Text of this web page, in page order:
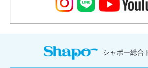
シャポー総合